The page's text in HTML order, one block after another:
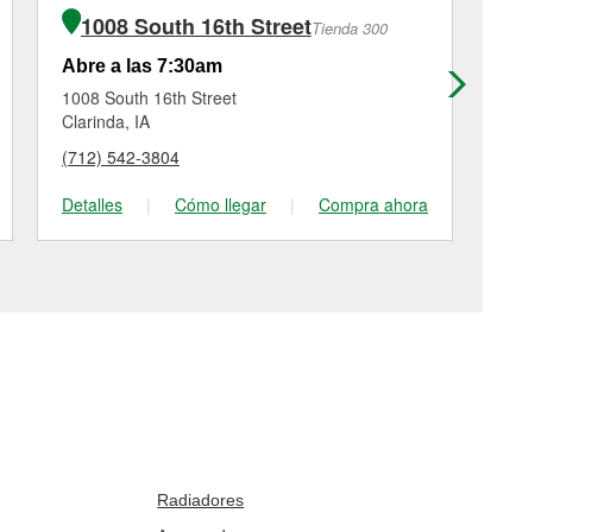
1008 South 16th StreetTienda 300
Abre a las 7:30am
1008 South 16th Street
Clarinda, IA
(712) 542-3804
Detalles
| Cómo llegar | Compra ahora
Radiadores